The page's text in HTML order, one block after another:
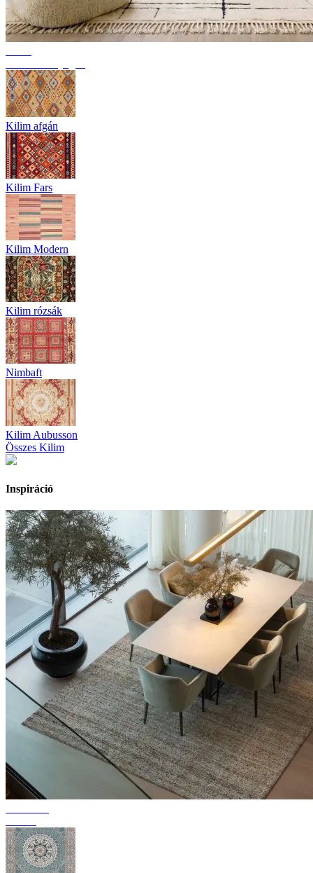
Kilim afgán
Kilim Fars
Kilim Modern
Kilim rózsák
Nimbaft
Kilim Aubusson
Összes Kilim
Inspiráció